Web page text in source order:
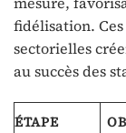
fidélisation.
sectorielles
au succès des
ÉTAPE